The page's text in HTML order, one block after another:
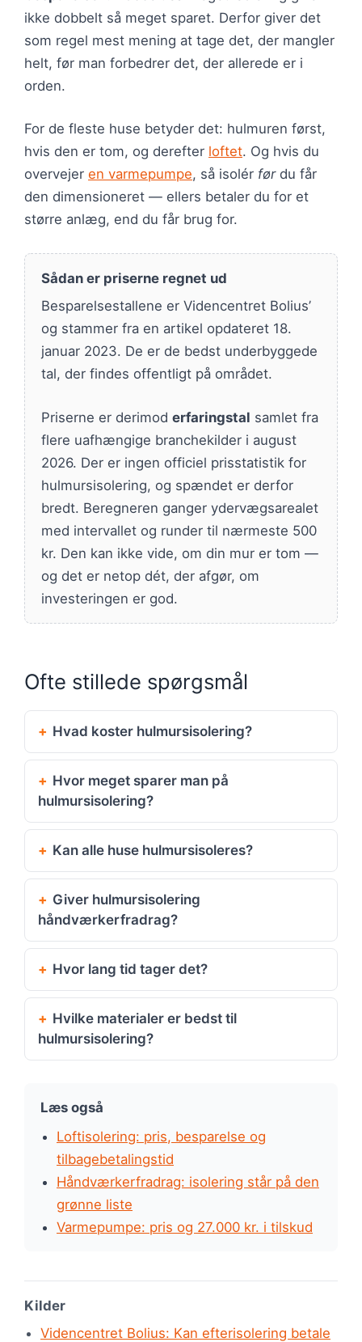
ikke dobbelt så meget sparet. Derfor giver det
som regel mest mening at tage det, der mangler
helt, før man forbedrer det, der allerede er i
orden.
For de fleste huse betyder det: hulmuren først,
hvis den er tom, og derefter loftet. Og hvis du
overvejer en varmepumpe, så isolér førdu får
den dimensioneret — ellers betaler du for et
større anlæg, end du får brug for.
Sådan er priserne regnet ud
Besparelsestallene er Videncentret Bolius’
og stammer fra en artikel opdateret 18.
januar 2023. De er de bedst underbyggede
tal, der findes offentligt på området.
Priserne er derimod erfaringstal samlet fra
flere uafhængige branchekilder i august
2026. Der er ingen officiel prisstatistik for
hulmursisolering, og spændet er derfor
bredt. Beregneren ganger ydervægsarealet
med intervallet og runder til nærmeste 500
kr. Den kan ikke vide, om din mur er tom —
og det er netop dét, der afgør, om
investeringen er god.
Ofte stillede spørgsmål
Hvad koster hulmursisolering?
Hvor meget sparer man på
hulmursisolering?
Kan alle huse hulmursisoleres?
Giver hulmursisolering
håndværkerfradrag?
Hvor lang tid tager det?
Hvilke materialer er bedst til
hulmursisolering?
Læs også
Loftisolering: pris, besparelse og
tilbagebetalingstid
Håndværkerfradrag: isolering står på den
grønne liste
Varmepumpe: pris og 27.000 kr. i tilskud
Kilder
Videncentret Bolius: Kan efterisolering betale